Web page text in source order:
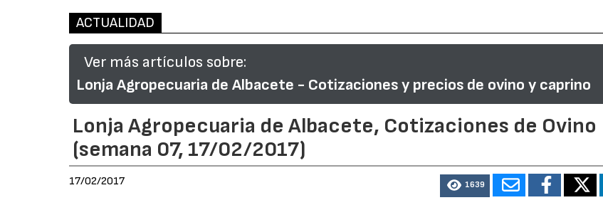
ACTUALIDAD
Ver más artículos sobre:
Lonja Agropecuaria de Albacete - Cotizaciones y precios de ovino y caprino
Lonja Agropecuaria de Albacete, Cotizaciones de Ovino
(semana 07, 17/02/2017)
17/02/2017 1639